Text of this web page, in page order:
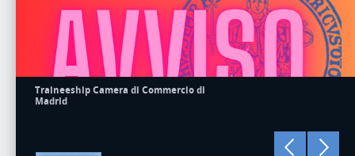
Traineeship Camera di Commercio di
Madrid